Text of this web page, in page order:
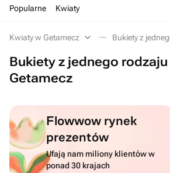
Popularne Kwiaty
Kwiaty w Getamecz Bukiety z
Bukiety z jednego
Getamecz
Flowwow rynek
prezentów
Ufają nam miliony klientów w
ponad 30 krajach